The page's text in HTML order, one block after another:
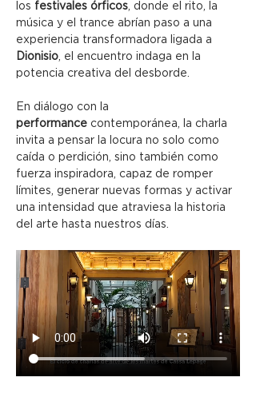
los festivales órficos, donde el rito, la
música y el trance abrían paso a una
experiencia transformadora ligada a
Dionisio, el encuentro indaga en la
potencia creativa del desborde.
En diálogo con la
performance contemporánea, la charla
invita a pensar la locura no solo como
caída o perdición, sino también como
fuerza inspiradora, capaz de romper
límites, generar nuevas formas y activar
una intensidad que atraviesa la historia
del arte hasta nuestros días.